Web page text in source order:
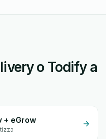
o Todify a
+ eGrow